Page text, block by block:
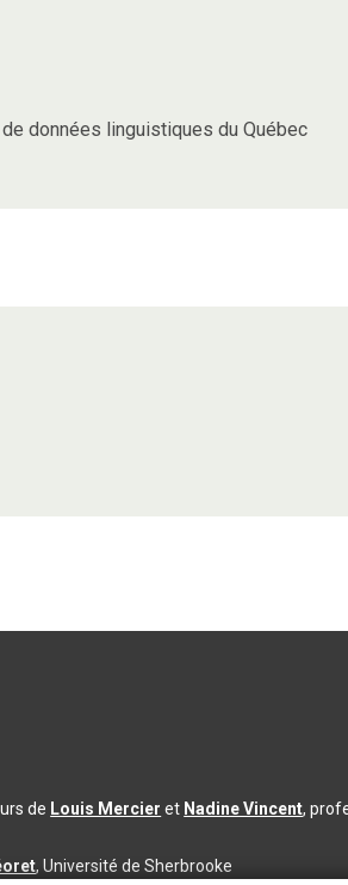
données linguistiques du Québec
de Louis Mercier et Nadine Vincent,
, Université de Sherbrooke